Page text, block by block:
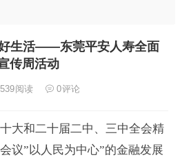
生活——东莞平安人寿全面
传周活动
阅读 0评论
大和二十届二中、三中全会精
议”以人民为中心”的金融发展